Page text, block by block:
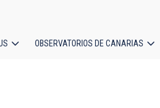
OBSERVATORIOS DE CANARIAS